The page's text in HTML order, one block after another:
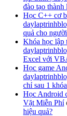
đào tạo
Học C++ cơ
quả cho
Khóa học
Excel với
Học game
chỉ sau 1
Học Android
Vặt Miễn Phí
hiệu quả?